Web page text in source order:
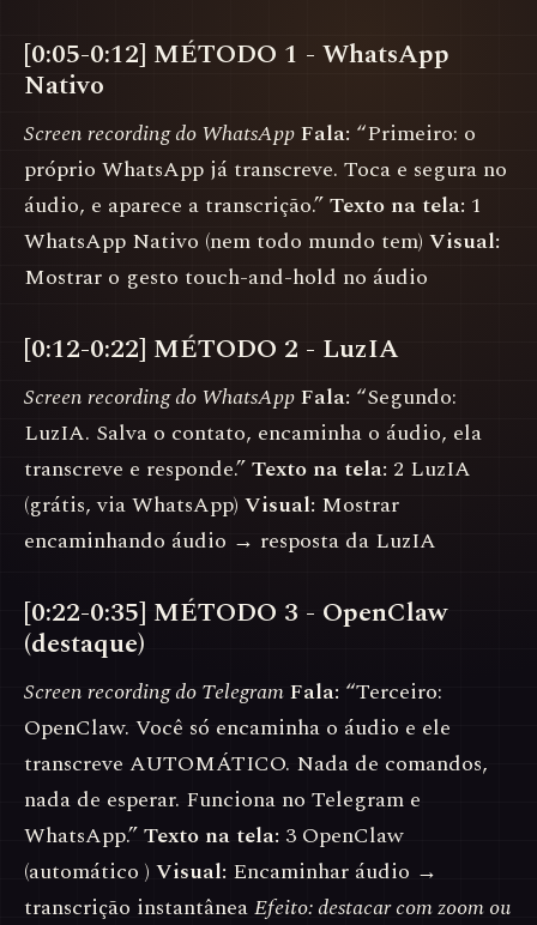
[0:05-0:12] MÉTODO 1 - WhatsApp
Nativo
Screen recording do WhatsAppFala: “Primeiro: o
próprio WhatsApp já transcreve. Toca e segura no
áudio, e aparece a transcrição.”Texto na tela: 1
WhatsApp Nativo (nem todo mundo tem) Visual:
Mostrar o gesto touch-and-hold no áudio
[0:12-0:22] MÉTODO 2 - LuzIA
Screen recording do WhatsAppFala: “Segundo:
LuzIA. Salva o contato, encaminha o áudio, ela
transcreve e responde.”Texto na tela: 2 LuzIA
(grátis, via WhatsApp) Visual: Mostrar
encaminhando áudio → resposta da LuzIA
[0:22-0:35] MÉTODO 3 - OpenClaw
(destaque)
Screen recording do TelegramFala: “Terceiro:
OpenClaw. Você só encaminha o áudio e ele
transcreve AUTOMÁTICO. Nada de comandos,
nada de esperar. Funciona no Telegram e
WhatsApp.”Texto na tela: 3 OpenClaw
(automático ) Visual: Encaminhar áudio →
transcrição instantâneaEfeito: destacar com zoom ou